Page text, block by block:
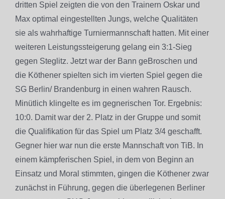
dritten Spiel zeigten die von den Trainern Oskar und
Max optimal eingestellten Jungs, welche Qualitäten
sie als wahrhaftige Turniermannschaft hatten. Mit einer
weiteren Leistungssteigerung gelang ein 3:1-Sieg
gegen Steglitz. Jetzt war der Bann geBroschen und
die Köthener spielten sich im vierten Spiel gegen die
SG Berlin/ Brandenburg in einen wahren Rausch.
Minütlich klingelte es im gegnerischen Tor. Ergebnis:
10:0. Damit war der 2. Platz in der Gruppe und somit
die Qualifikation für das Spiel um Platz 3/4 geschafft.
Gegner hier war nun die erste Mannschaft von TiB. In
einem kämpferischen Spiel, in dem von Beginn an
Einsatz und Moral stimmten, gingen die Köthener zwar
zunächst in Führung, gegen die überlegenen Berliner